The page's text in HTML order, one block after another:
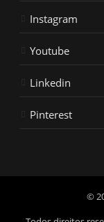
Instagram
Youtube
Linkedin
Pinterest
©